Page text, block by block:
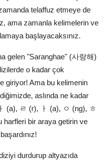
telaffuz etmeye de
ama zamanla kelimelerin ve
başlayacaksınız.
gelen "Saranghae" (사랑해)
o kadar çok
giriyor! Ama bu kelimenin
aslında ne kadar
(a), ㄹ (r), ㅏ (a), ㅇ (ng), ㅎ
harfleri bir araya getirin ve
durdurup altyazıda